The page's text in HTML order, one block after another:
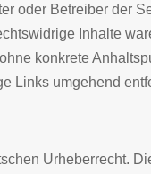
oder Betreiber der
Inhalte
konkrete
Links umgehend
Urheberrecht.